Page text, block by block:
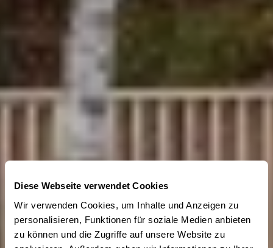
Diese Webseite verwendet Cookies
Wir verwenden Cookies, um Inhalte und Anzeigen zu
personalisieren, Funktionen für soziale Medien anbieten
zu können und die Zugriffe auf unsere Website zu